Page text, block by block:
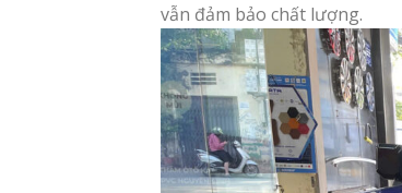
vẫn đảm bảo chất lượng.